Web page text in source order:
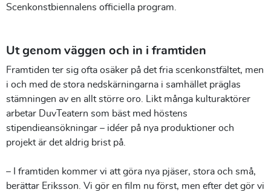
Scenkonstbiennalens officiella program.
Ut genom väggen och in i framtiden
Framtiden ter sig ofta osäker på det fria scenkonstfältet, men
i och med de stora nedskärningarna i samhället präglas
stämningen av en allt större oro. Likt många kulturaktörer
arbetar DuvTeatern som bäst med höstens
stipendieansökningar – idéer på nya produktioner och
projekt är det aldrig brist på.
– I framtiden kommer vi att göra nya pjäser, stora och små,
berättar Eriksson. Vi gör en film nu först, men efter det gör vi